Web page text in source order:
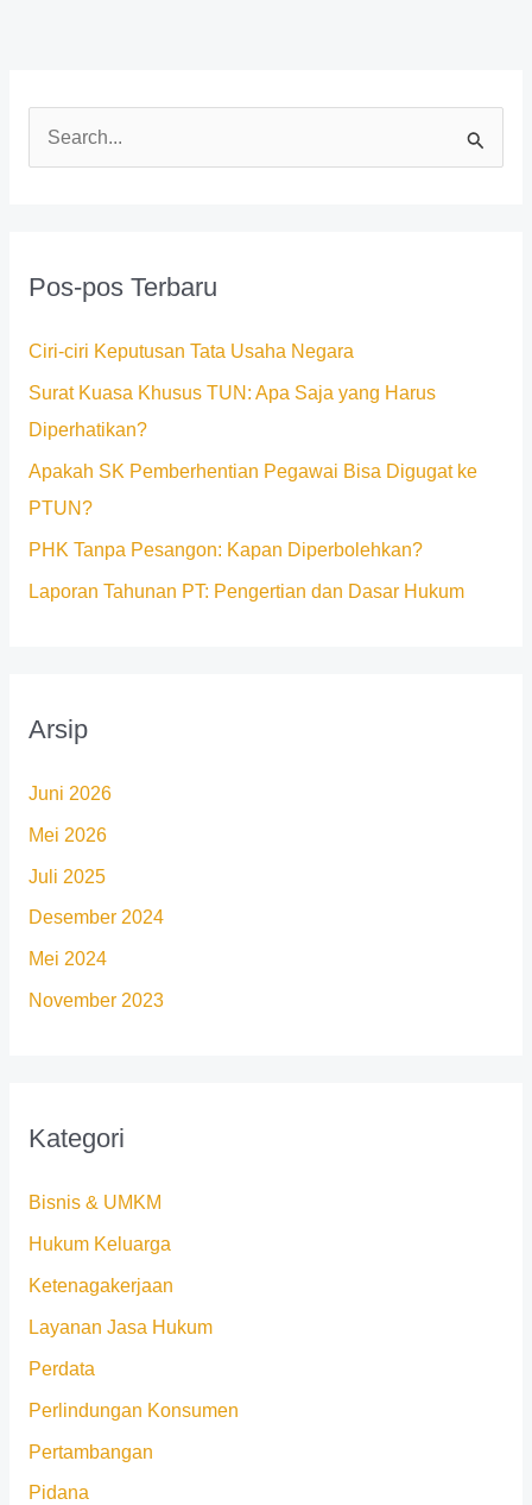
u
u
k
:
Pos-pos Terbaru
Ciri-ciri Keputusan Tata Usaha Negara
Surat Kuasa Khusus TUN: Apa Saja yang Harus
Diperhatikan?
Apakah SK Pemberhentian Pegawai Bisa Digugat ke
PTUN?
PHK Tanpa Pesangon: Kapan Diperbolehkan?
Laporan Tahunan PT: Pengertian dan Dasar Hukum
Arsip
Juni 2026
Mei 2026
Juli 2025
Desember 2024
Mei 2024
November 2023
Kategori
Bisnis & UMKM
Hukum Keluarga
Ketenagakerjaan
Layanan Jasa Hukum
Perdata
Perlindungan Konsumen
Pertambangan
Pidana